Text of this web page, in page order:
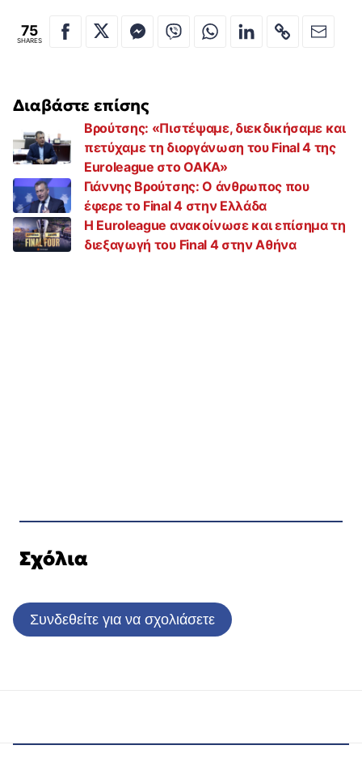
75
SHARES
Διαβάστε επίσης
Βρούτσης: «Πιστέψαμε, διεκδικήσαμε και
πετύχαμε τη διοργάνωση του Final 4 της
Euroleague στο ΟΑΚΑ»
Γιάννης Βρούτσης: Ο άνθρωπος που
έφερε το Final 4 στην Ελλάδα
H Euroleague ανακοίνωσε και επίσημα τη
διεξαγωγή του Final 4 στην Αθήνα
Σχόλια
Συνδεθείτε για να σχολιάσετε